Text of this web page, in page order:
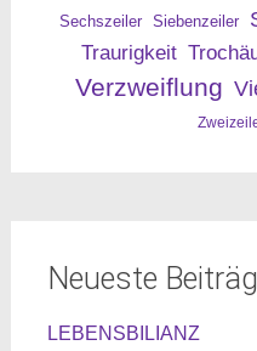
Sechszeiler Siebenzeiler
Traurigkeit
Verzweiflung
Neueste
LEBENSBILIANZ